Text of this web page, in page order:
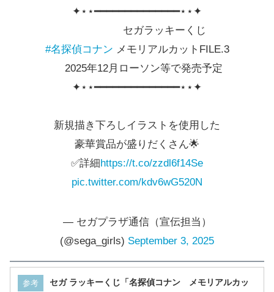
✦⋆⋆━━━━━━━━━━━━━━⋆⋆✦
セガラッキーくじ
#名探偵コナン メモリアルカットFILE.3
2025年12月ローソン等で発売予定
✦⋆⋆━━━━━━━━━━━━━━⋆⋆✦
新規描き下ろしイラストを使用した
豪華賞品が盛りだくさん🌟
✅詳細https://t.co/zzdl6f14Se
pic.twitter.com/kdv6wG520N
— セガプラザ通信（宣伝担当）
(@sega_girls) September 3, 2025
参考
セガ ラッキーくじ「名探偵コナン メモリアルカッ